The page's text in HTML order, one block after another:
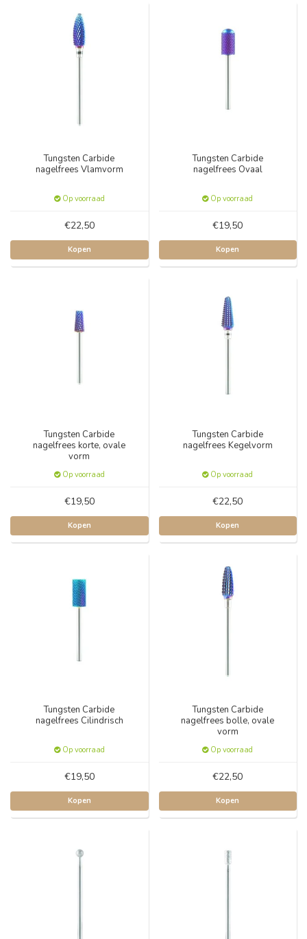
Tungsten Carbide
nagelfrees Vlamvorm
Op voorraad
€22,50
Kopen
Tungsten Carbide
nagelfrees Ovaal
Op voorraad
€19,50
Kopen
Tungsten Carbide
nagelfrees korte, ovale
vorm
Op voorraad
€19,50
Kopen
Tungsten Carbide
nagelfrees Kegelvorm
Op voorraad
€22,50
Kopen
Tungsten Carbide
nagelfrees Cilindrisch
Op voorraad
€19,50
Kopen
Tungsten Carbide
nagelfrees bolle, ovale
vorm
Op voorraad
€22,50
Kopen